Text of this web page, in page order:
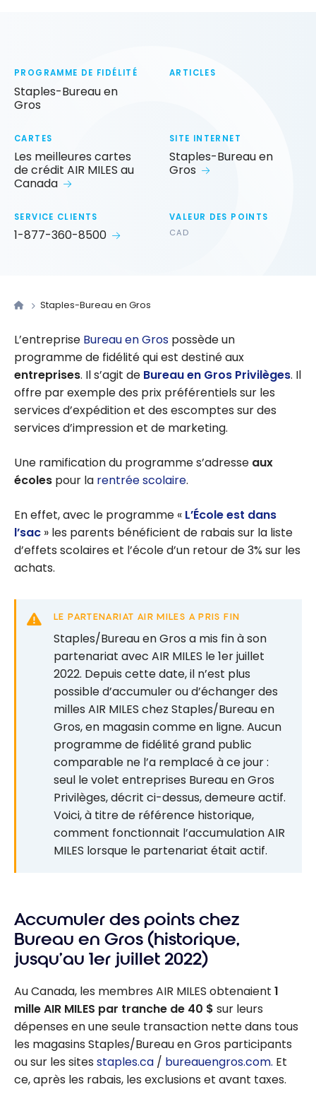
PROGRAMME DE FIDÉLITÉ
Staples-Bureau en
Gros
ARTICLES
CARTES
Les meilleures cartes
de crédit AIR MILES au
Canada
SITE INTERNET
Staples-Bureau en
Gros
SERVICE CLIENTS
1-877-360-8500
VALEUR DES POINTS
CAD
Staples-Bureau en Gros
L’entreprise Bureau en Gros possède un
programme de fidélité qui est destiné aux
entreprises. Il s’agit de Bureau en Gros Privilèges. Il
offre par exemple des prix préférentiels sur les
services d’expédition et des escomptes sur des
services d’impression et de marketing.
Une ramification du programme s’adresse aux
écoles pour la rentrée scolaire.
En effet, avec le programme « L’École est dans
l’sac » les parents bénéficient de rabais sur la liste
d’effets scolaires et l’école d’un retour de 3% sur les
achats.
LE PARTENARIAT AIR MILES A PRIS FIN
Staples/Bureau en Gros a mis fin à son
partenariat avec AIR MILES le 1er juillet
2022. Depuis cette date, il n’est plus
possible d’accumuler ou d’échanger des
milles AIR MILES chez Staples/Bureau en
Gros, en magasin comme en ligne. Aucun
programme de fidélité grand public
comparable ne l’a remplacé à ce jour :
seul le volet entreprises Bureau en Gros
Privilèges, décrit ci-dessus, demeure actif.
Voici, à titre de référence historique,
comment fonctionnait l’accumulation AIR
MILES lorsque le partenariat était actif.
Accumuler des points chez
Bureau en Gros (historique,
jusqu’au 1er juillet 2022)
Au Canada, les membres AIR MILES obtenaient 1
mille AIR MILES par tranche de 40 $ sur leurs
dépenses en une seule transaction nette dans tous
les magasins Staples/Bureau en Gros participants
ou sur les sites staples.ca / bureauengros.com. Et
ce, après les rabais, les exclusions et avant taxes.